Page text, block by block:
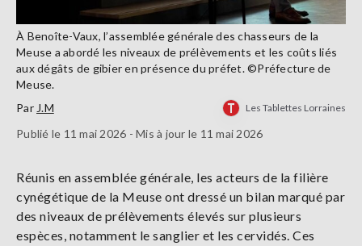
À Benoîte-Vaux, l’assemblée générale des chasseurs de la
Meuse a abordé les niveaux de prélèvements et les coûts liés
aux dégâts de gibier en présence du préfet. ©Préfecture de
Meuse.
Par J.M Les Tablettes Lorraines
Publié le 11 mai 2026 - Mis à jour le 11 mai 2026
Réunis en assemblée générale, les acteurs de la filière
cynégétique de la Meuse ont dressé un bilan marqué par
des niveaux de prélèvements élevés sur plusieurs
espèces, notamment le sanglier et les cervidés. Ces